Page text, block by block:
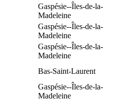
Gaspésie--Îles-de-la-
Madeleine
Gaspésie--Îles-de-la-
Madeleine
Gaspésie--Îles-de-la-
Madeleine
Bas-Saint-Laurent
Gaspésie--Îles-de-la-
Madeleine